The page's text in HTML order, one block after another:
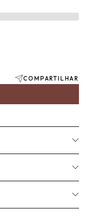
COMPARTILHAR